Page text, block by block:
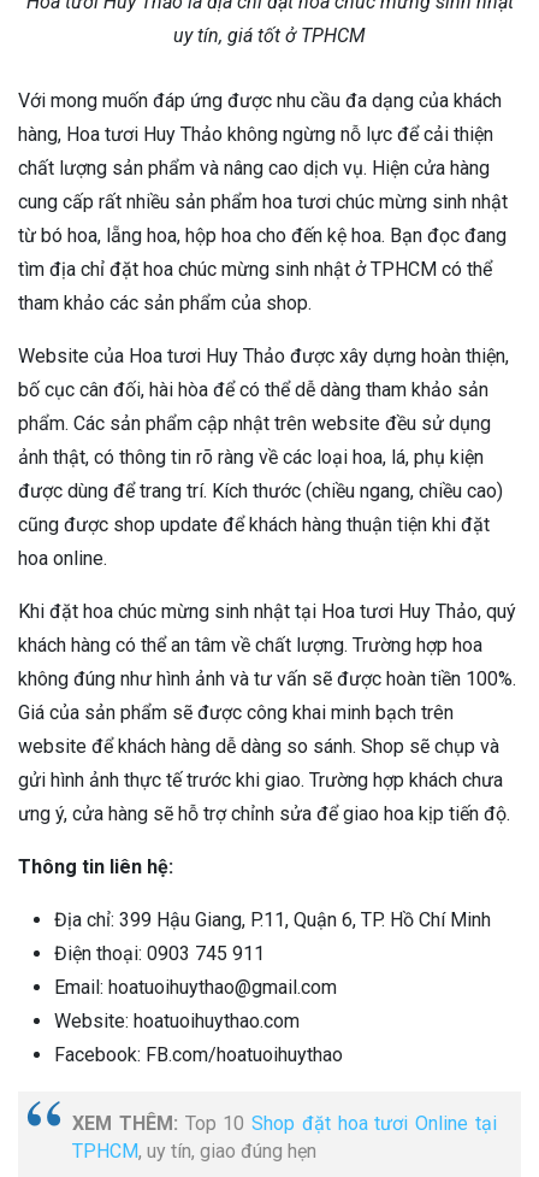
uy tín, giá tốt ở TPHCM
Với mong muốn đáp ứng được nhu cầu đa dạng của khách
hàng, Hoa tươi Huy Thảo không ngừng nỗ lực để cải thiện
chất lượng sản phẩm và nâng cao dịch vụ. Hiện cửa hàng
cung cấp rất nhiều sản phẩm hoa tươi chúc mừng sinh nhật
từ bó hoa, lẵng hoa, hộp hoa cho đến kệ hoa. Bạn đọc đang
tìm địa chỉ đặt hoa chúc mừng sinh nhật ở TPHCM có thể
tham khảo các sản phẩm của shop.
Website của Hoa tươi Huy Thảo được xây dựng hoàn thiện,
bố cục cân đối, hài hòa để có thể dễ dàng tham khảo sản
phẩm. Các sản phẩm cập nhật trên website đều sử dụng
ảnh thật, có thông tin rõ ràng về các loại hoa, lá, phụ kiện
được dùng để trang trí. Kích thước (chiều ngang, chiều cao)
cũng được shop update để khách hàng thuận tiện khi đặt
hoa online.
Khi đặt hoa chúc mừng sinh nhật tại Hoa tươi Huy Thảo, quý
khách hàng có thể an tâm về chất lượng. Trường hợp hoa
không đúng như hình ảnh và tư vấn sẽ được hoàn tiền 100%.
Giá của sản phẩm sẽ được công khai minh bạch trên
website để khách hàng dễ dàng so sánh. Shop sẽ chụp và
gửi hình ảnh thực tế trước khi giao. Trường hợp khách chưa
ưng ý, cửa hàng sẽ hỗ trợ chỉnh sửa để giao hoa kịp tiến độ.
Thông tin liên hệ:
Địa chỉ: 399 Hậu Giang, P.11, Quận 6, TP. Hồ Chí Minh
Điện thoại: 0903 745 911
Email: hoatuoihuythao@gmail.com
Website: hoatuoihuythao.com
Facebook: FB.com/hoatuoihuythao
XEM THÊM: Top 10Shop đặt hoa tươi Online tại
TPHCM, uy tín, giao đúng hẹn